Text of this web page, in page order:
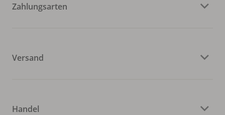
Zahlungsarten
Versand
Handel